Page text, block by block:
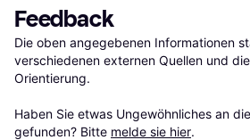
Feedback
Die oben angegebenen Informationen
verschiedenen externen Quellen und
Orientierung.
Haben Sie etwas Ungewöhnliches an
gefunden? Bitte melde sie hier.